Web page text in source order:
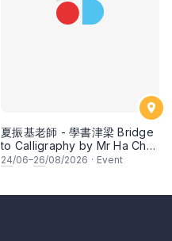
夏振基老師 - 學書津梁 Bridge
to Calligraphy by Mr Ha Chan
Kee
24/06–26/08/2026 · Event